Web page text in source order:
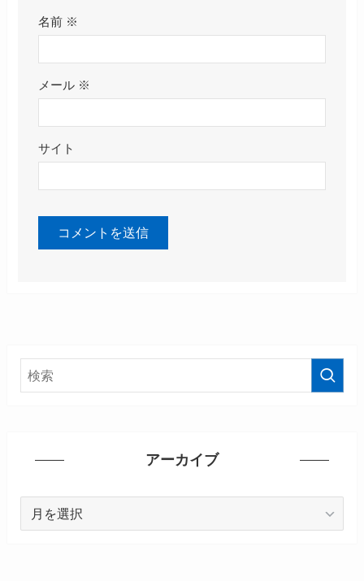
名前 ※
メール ※
サイト
アーカイブ